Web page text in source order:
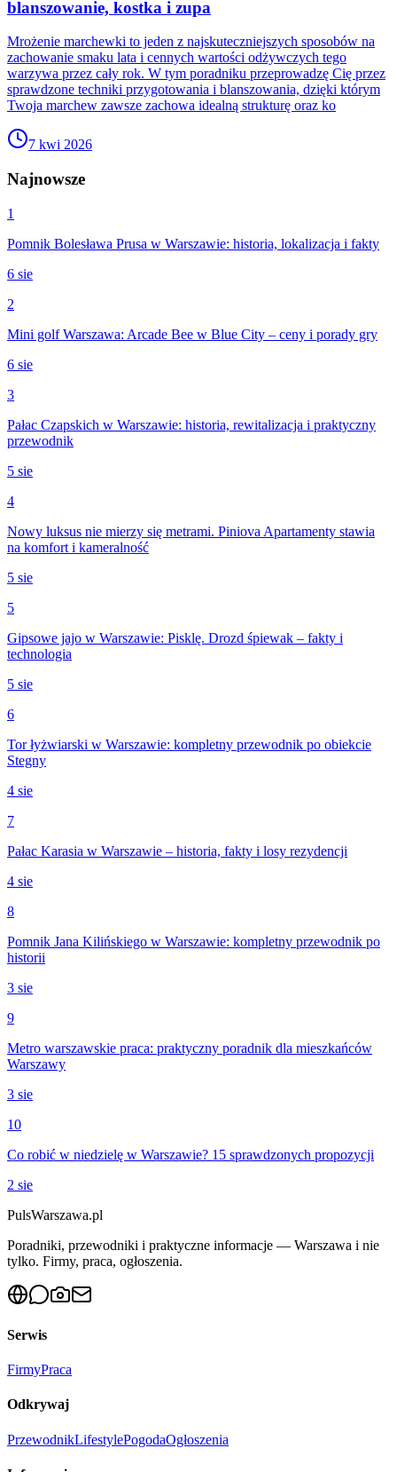
blanszowanie, kostka i zupa
Mrożenie marchewki to jeden z najskuteczniejszych sposobów na
zachowanie smaku lata i cennych wartości odżywczych tego
warzywa przez cały rok. W tym poradniku przeprowadzę Cię przez
sprawdzone techniki przygotowania i blanszowania, dzięki którym
Twoja marchew zawsze zachowa idealną strukturę oraz ko
7 kwi 2026
Najnowsze
1
Pomnik Bolesława Prusa w Warszawie: historia, lokalizacja i fakty
6 sie
2
Mini golf Warszawa: Arcade Bee w Blue City – ceny i porady gry
6 sie
3
Pałac Czapskich w Warszawie: historia, rewitalizacja i praktyczny
przewodnik
5 sie
4
Nowy luksus nie mierzy się metrami. Piniova Apartamenty stawia
na komfort i kameralność
5 sie
5
Gipsowe jajo w Warszawie: Pisklę. Drozd śpiewak – fakty i
technologia
5 sie
6
Tor łyżwiarski w Warszawie: kompletny przewodnik po obiekcie
Stegny
4 sie
7
Pałac Karasia w Warszawie – historia, fakty i losy rezydencji
4 sie
8
Pomnik Jana Kilińskiego w Warszawie: kompletny przewodnik po
historii
3 sie
9
Metro warszawskie praca: praktyczny poradnik dla mieszkańców
Warszawy
3 sie
10
Co robić w niedzielę w Warszawie? 15 sprawdzonych propozycji
2 sie
PulsWarszawa.pl
Poradniki, przewodniki i praktyczne informacje — Warszawa i nie
tylko. Firmy, praca, ogłoszenia.
Serwis
FirmyPraca
Odkrywaj
PrzewodnikLifestylePogodaOgłoszenia